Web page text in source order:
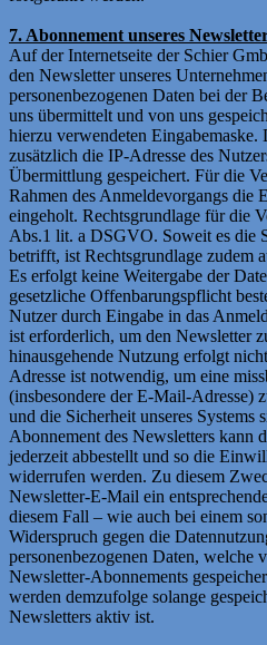
7. Abonnement unseres
Auf der Internetseite der Schier
den Newsletter unseres
personenbezogenen Daten bei der
uns übermittelt und von uns
hierzu verwendeten Eingabemaske.
zusätzlich die IP-Adresse des
Übermittlung gespeichert. Für die
Rahmen des Anmeldevorgangs die
eingeholt. Rechtsgrundlage für die
Abs.1 lit. a DSGVO. Soweit es die
betrifft, ist Rechtsgrundlage
Es erfolgt keine Weitergabe der
gesetzliche Offenbarungspflicht
Nutzer durch Eingabe in das
ist erforderlich, um den Newsletter
hinausgehende Nutzung erfolgt
Adresse ist notwendig, um eine
(insbesondere der E-Mail-Adresse)
und die Sicherheit unseres Systems
Abonnement des Newsletters kann
jederzeit abbestellt und so die
widerrufen werden. Zu diesem
Newsletter-E-Mail ein
diesem Fall – wie auch bei einem
Widerspruch gegen die
personenbezogenen Daten, welche
Newsletter-Abonnements
werden demzufolge solange
Newsletters aktiv ist.